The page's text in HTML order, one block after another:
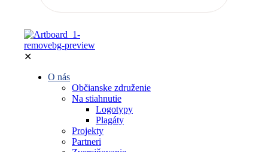
✕
O nás
Občianske združenie
Na stiahnutie
Logotypy
Plagáty
Projekty
Partneri